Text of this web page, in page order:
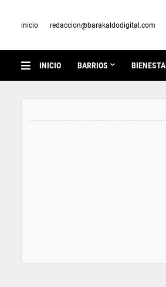
inicio redaccion@barakaldodigital.com
INICIO BARRIOS